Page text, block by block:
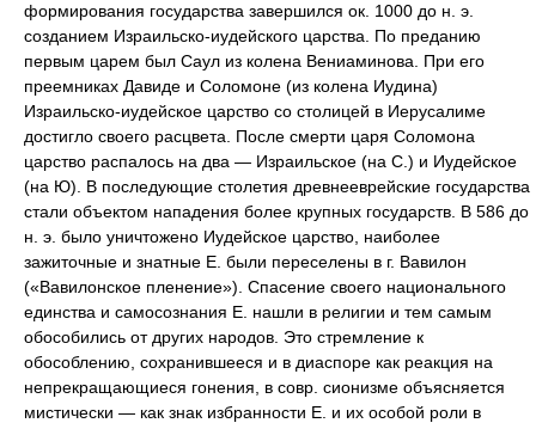
формирования государства завершился ок. 1000 до н. э.
созданием Израильско-иудейского царства. По преданию
первым царем был Саул из колена Вениаминова. При его
преемниках Давиде и Соломоне (из колена Иудина)
Израильско-иудейское царство со столицей в Иерусалиме
достигло своего расцвета. После смерти царя Соломона
царство распалось на два — Израильское (на С.) и Иудейское
(на Ю). В последующие столетия древнееврейские государства
стали объектом нападения более крупных государств. В 586 до
н. э. было уничтожено Иудейское царство, наиболее
зажиточные и знатные Е. были переселены в г. Вавилон
(«Вавилонское пленение»). Спасение своего национального
единства и самосознания Е. нашли в религии и тем самым
обособились от других народов. Это стремление к
обособлению, сохранившееся и в диаспоре как реакция на
непрекращающиеся гонения, в совр. сионизме объясняется
мистически — как знак избранности Е. и их особой роли в